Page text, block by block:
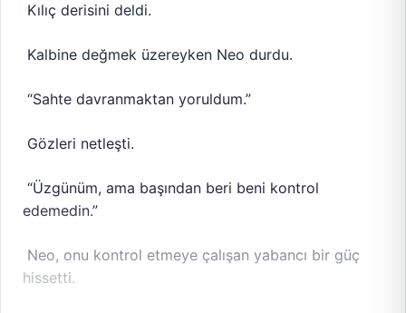
Kılıç derisini deldi.
Kalbine değmek üzereyken Neo durdu.
“Sahte davranmaktan yoruldum.”
Gözleri netleşti.
“Üzgünüm, ama başından beri beni kontrol
edemedin.”
Neo, onu kontrol etmeye çalışan yabancı bir güç
hissetti.